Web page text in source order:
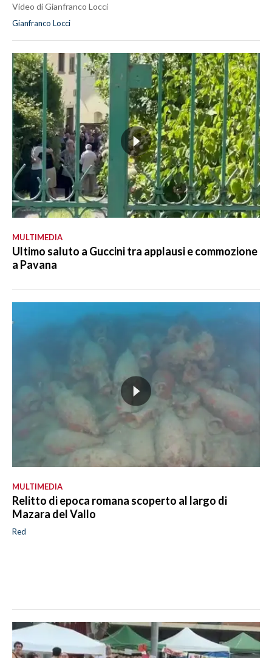
Video di Gianfranco Locci
Gianfranco Locci
MULTIMEDIA
Ultimo saluto a Guccini tra applausi e commozione
a Pavana
MULTIMEDIA
Relitto di epoca romana scoperto al largo di
Mazara del Vallo
Red